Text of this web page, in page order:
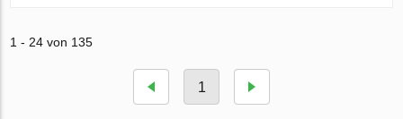
1 - 24 von 135
1